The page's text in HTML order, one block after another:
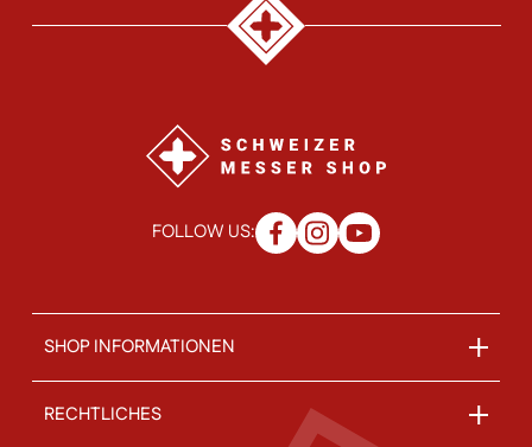
FOLLOW US:
SHOP INFORMATIONEN
RECHTLICHES